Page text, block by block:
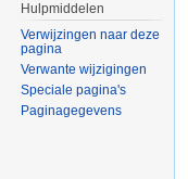
Hulpmiddelen
Verwijzingen naar deze
pagina
Verwante wijzigingen
Speciale pagina's
Paginagegevens